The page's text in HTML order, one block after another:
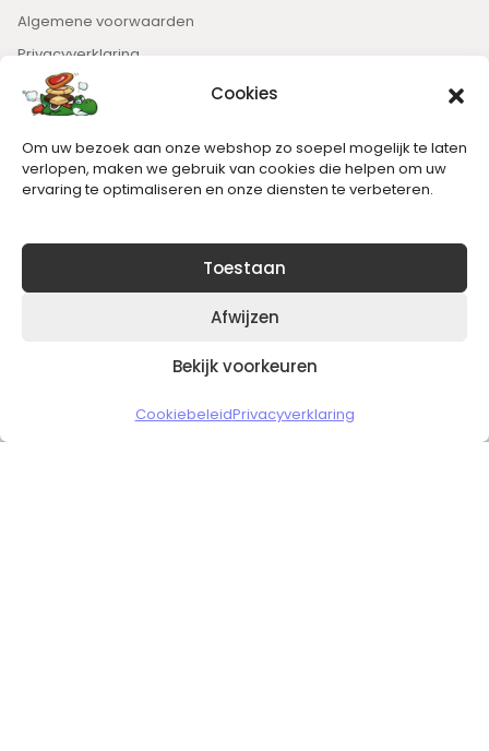
Cookies
Om uw bezoek aan onze webshop zo soepel mogelijk te laten
verlopen, maken we gebruik van cookies die helpen om uw
ervaring te optimaliseren en onze diensten te verbeteren.
Toestaan
Afwijzen
Bekijk voorkeuren
CookiebeleidPrivacyverklaring
Algemene voorwaarden
Privacyverklaring
Nieuwsbrief
Blijft op de hoogte van het laatste nieuws.